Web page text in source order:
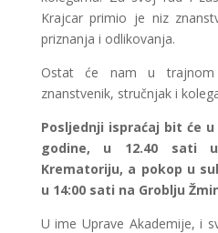
Krajcar primio je niz
priznanja i odlikovanja.
Ostat će nam u trajnom
znanstvenik, stručnjak i
Posljednji ispraćaj bit će u
godine, u 12.40 sati
Krematoriju, a pokop u
u 14:00 sati na Groblju
U ime Uprave Akademije, i